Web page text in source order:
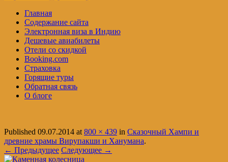
Главная
Содержание сайта
Электронная виза в Индию
Дешевые авиабилеты
Отели со скидкой
Booking.com
Страховка
Горящие туры
Обратная связь
О блоге
Published 09.07.2014 at800 × 439 in Сказочный Хампи и
древние храмы Вирупакши и Ханумана.
← Предыдущее Следующее →